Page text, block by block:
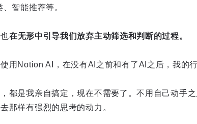
智能推荐等。
在无形中引导我们放弃主动筛选和判断的过程。
用Notion AI，在没有AI之前和有了AI之后，我的
都是我亲自搞定，现在不需要了。不用自己动手
那样有强烈的思考的动力。